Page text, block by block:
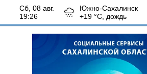
сб, 08 авг.
19:26
Южно-Сахалинск
+19 °С, дождь